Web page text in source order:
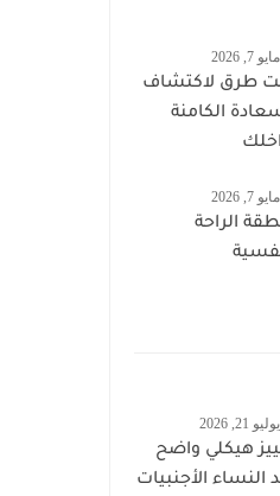
مايو 7, 2026
طرق لاكتشاف
الكامنة
مايو 7, 2026
الراحة
يوليو 21, 2026
هيكلي واضح
النساء الأجنبيات